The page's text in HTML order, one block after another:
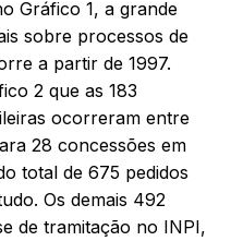
Gráfico 1, a grande
sobre processos de
a partir de 1997.
2 que as 183
ocorreram entre
28 concessões em
total de 675 pedidos
Os demais 492
de tramitação no INPI,